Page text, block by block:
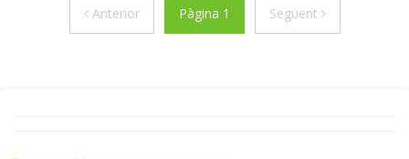
AnteriorAnteriorPàgina 1 Següent Següent